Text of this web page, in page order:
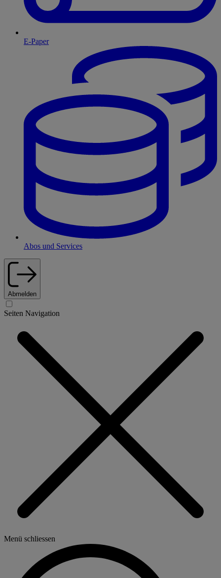
E-Paper
Abos und Services
Abmelden
Seiten Navigation
Menü schliessen